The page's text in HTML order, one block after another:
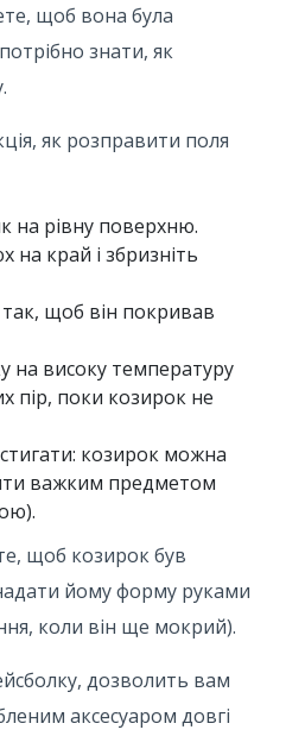
щоб вона була
знати, як
як розправити поля
на рівну поверхню.
на край і збризніть
щоб він покривав
на високу температуру
пір, поки козирок не
козирок можна
важким предметом
щоб козирок був
йому форму руками
коли він ще мокрий).
дозволить вам
аксесуаром довгі